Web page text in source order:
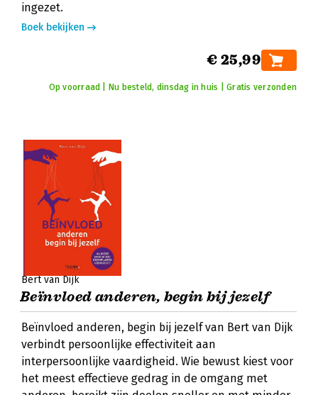
ingezet.
Boek bekijken
€ 25,99
Op voorraad | Nu besteld, dinsdag in huis | Gratis verzonden
Bert van Dijk
Beïnvloed anderen, begin bij jezelf
Beïnvloed anderen, begin bij jezelf van Bert van Dijk
verbindt persoonlijke effectiviteit aan
interpersoonlijke vaardigheid. Wie bewust kiest voor
het meest effectieve gedrag in de omgang met